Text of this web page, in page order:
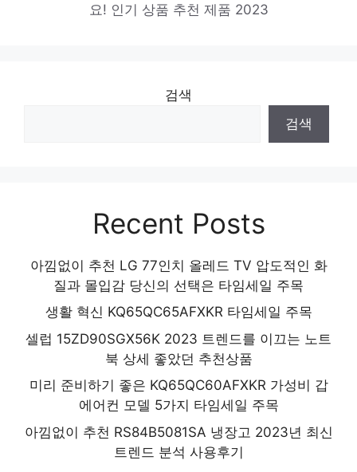
요! 인기 상품 추천 제품 2023
검색
검색
Recent Posts
아낌없이 추천 LG 77인치 올레드 TV 압도적인 화
질과 몰입감 당신의 선택은 타임세일 주목
생활 혁신 KQ65QC65AFXKR 타임세일 주목
셀럽 15ZD90SGX56K 2023 트렌드를 이끄는 노트
북 상세 좋았던 추천상품
미리 준비하기 좋은 KQ65QC60AFXKR 가성비 갑
에어컨 모델 5가지 타임세일 주목
아낌없이 추천 RS84B5081SA 냉장고 2023년 최신
트렌드 분석 사용후기